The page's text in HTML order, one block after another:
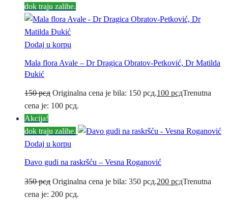
dok traju zalihe.
Dodaj u korpu
Mala flora Avale – Dr Dragica Obratov-Petković, Dr Matilda
Đukić
150рсд Originalna cena je bila: 150 рсд.100 рсдTrenutna
cena je: 100 рсд.
Akcija!
dok traju zalihe.
Dodaj u korpu
Đavo gudi na raskršću – Vesna Roganović
350рсд Originalna cena je bila: 350 рсд.200 рсдTrenutna
cena je: 200 рсд.